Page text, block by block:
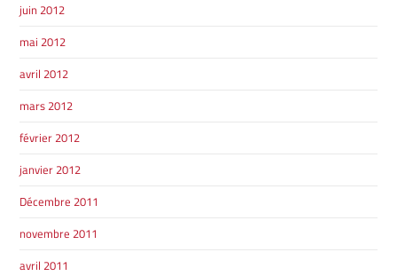
juin 2012
mai 2012
avril 2012
mars 2012
février 2012
janvier 2012
Décembre 2011
novembre 2011
avril 2011